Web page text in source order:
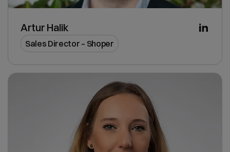
Artur Halik
Sales Director – Shoper